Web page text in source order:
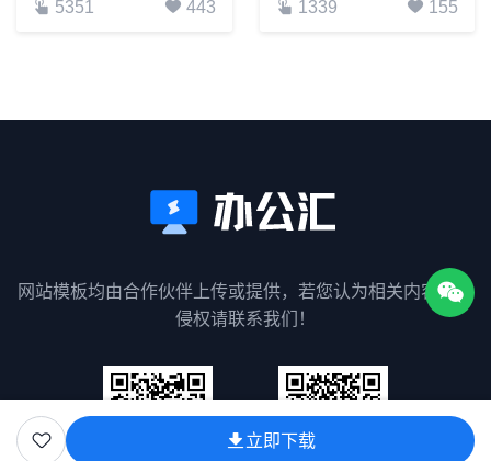
立即下载
5351 443 1339 155
网站模板均由合作伙伴上传或提供，若您认为相关内容涉嫌
侵权请联系我们！